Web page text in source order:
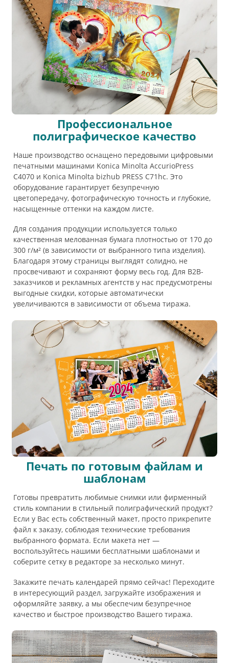
Профессиональное
полиграфическое качество
Наше производство оснащено передовыми цифровыми
печатными машинами Konica Minolta AccurioPress
C4070 и Konica Minolta bizhub PRESS C71hc. Это
оборудование гарантирует безупречную
цветопередачу, фотографическую точность и глубокие,
насыщенные оттенки на каждом листе.
Для создания продукции используется только
качественная мелованная бумага плотностью от 170 до
300 г/м² (в зависимости от выбранного типа изделия).
Благодаря этому страницы выглядят солидно, не
просвечивают и сохраняют форму весь год. Для B2B-
заказчиков и рекламных агентств у нас предусмотрены
выгодные скидки, которые автоматически
увеличиваются в зависимости от объема тиража.
Печать по готовым файлам и
шаблонам
Готовы превратить любимые снимки или фирменный
стиль компании в стильный полиграфический продукт?
Если у Вас есть собственный макет, просто прикрепите
файл к заказу, соблюдая технические требования
выбранного формата. Если макета нет —
воспользуйтесь нашими бесплатными шаблонами и
соберите сетку в редакторе за несколько минут.
Закажите печать календарей прямо сейчас! Переходите
в интересующий раздел, загружайте изображения и
оформляйте заявку, а мы обеспечим безупречное
качество и быстрое производство Вашего тиража.